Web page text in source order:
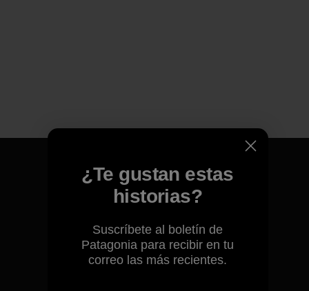
productos que fabricamos.
¿Te gustan estas
historias?
Suscríbete al boletín de
Patagonia para recibir en tu
correo las más recientes.